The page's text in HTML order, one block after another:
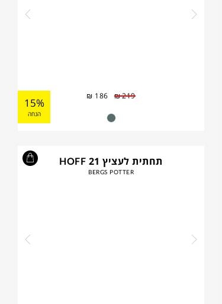
₪219
₪ 186
15%
הנחה
תחתית לעציץ HOFF 21
BERGS POTTER